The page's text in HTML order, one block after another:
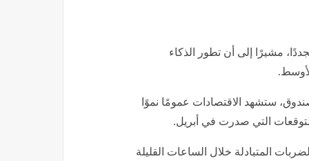
مشيرًا إلى أن تطور الذكاء
ستشهد الاقتصادات عمومًا نموًا
المتبادلة خلال الساعات القليلة